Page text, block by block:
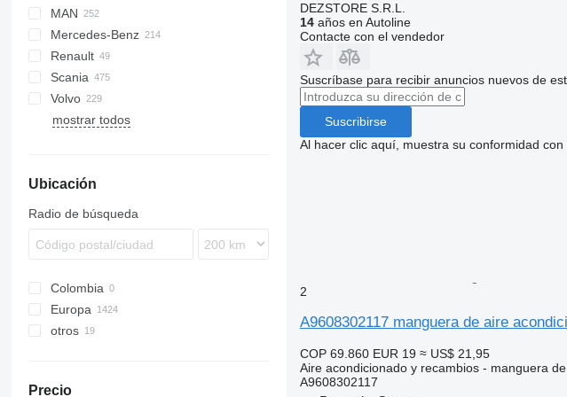
CF
LF
XF
XG
S-Way
Stralis
Trakker
MAN
Lion's series
TGA
TGL
TGM
TGS
Mercedes-Benz
A-Class
Actros
Antos
Arocs
Econic
Canter
Renault
Kerax
Magnum
Midlum
Scania
G-series
P-series
Volvo
B-series
FM
VNL
mostrar todos
Ubicación
Radio de búsqueda
Colombia
Europa
Estonia
otros
Precio
DEZSTORE S.R.L.
14años en Autoline
Contacte con el vendedor
Suscríbase para recibir anuncios nuevos de
Suscribirse
Al hacer clic aquí, muestra su conformidad con
2
A9608302117 manguera de aire
COP 69.860 EUR 19 ≈ US$ 21,95
Aire acondicionado y recambios - manguera
A9608302117